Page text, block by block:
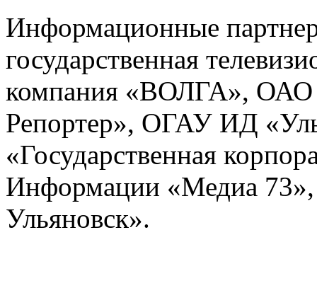
Информационные
государственная
компания «ВОЛГА», ОАО
Репортер», ОГАУ ИД
«Государственная
Информации «Медиа
Ульяновск».